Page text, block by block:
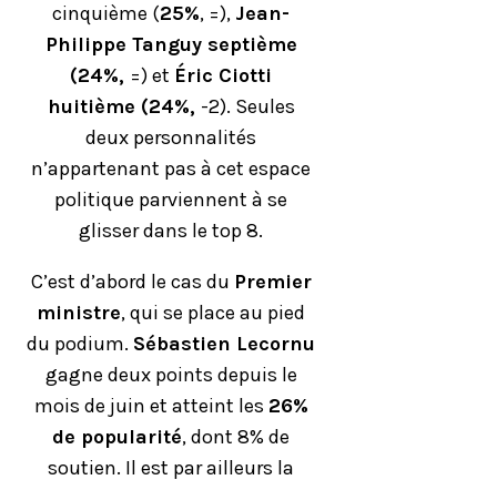
cinquième (25%, =), Jean-
Philippe Tanguy septième
(24%, =) et Éric Ciotti
huitième (24%, -2). Seules
deux personnalités
n’appartenant pas à cet espace
politique parviennent à se
glisser dans le top 8.
C’est d’abord le cas du Premier
ministre, qui se place au pied
du podium. Sébastien Lecornu
gagne deux points depuis le
mois de juin et atteint les 26%
de popularité, dont 8% de
soutien. Il est par ailleurs la